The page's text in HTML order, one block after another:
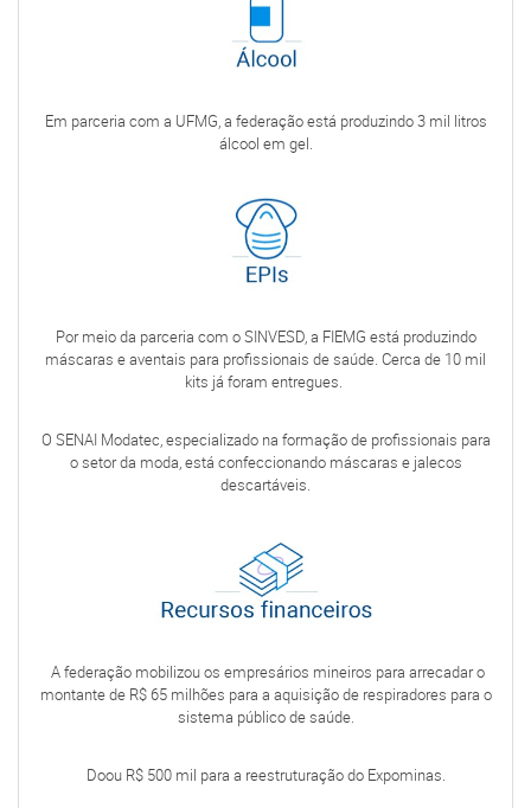
Em parceria com a UFMG, a federação está produzindo 3 mil litros
álcool em gel.
Por meio da parceria com o SINVESD, a FIEMG está produzindo
máscaras e aventais para profissionais de saúde. Cerca de 10 mil
kits já foram entregues.
O SENAI Modatec, especializado na formação de profissionais para
o setor da moda, está confeccionando máscaras e jalecos
descartáveis.
A federação mobilizou os empresários mineiros para arrecadar o
montante de R$ 65 milhões para a aquisição de respiradores para o
sistema público de saúde.
Doou R$ 500 mil para a reestruturação do Expominas.